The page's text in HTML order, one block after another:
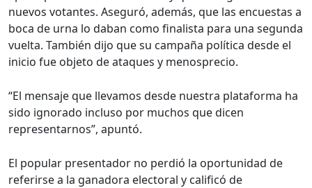
nuevos votantes. Aseguró, además, que las encuestas a
boca de urna lo daban como finalista para una segunda
vuelta. También dijo que su campaña política desde el
inicio fue objeto de ataques y menosprecio.
“El mensaje que llevamos desde nuestra plataforma ha
sido ignorado incluso por muchos que dicen
representarnos”, apuntó.
El popular presentador no perdió la oportunidad de
referirse a la ganadora electoral y calificó de